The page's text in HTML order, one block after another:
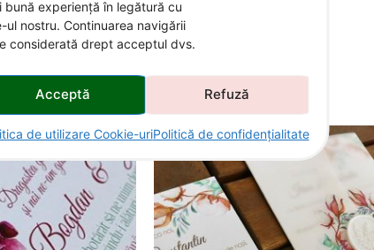
bună experiență în legătură cu
ul nostru. Continuarea navigării
considerată drept acceptul dvs.
Acceptă Refuză
de utilizare Cookie-uriPolitică de confidențialitate